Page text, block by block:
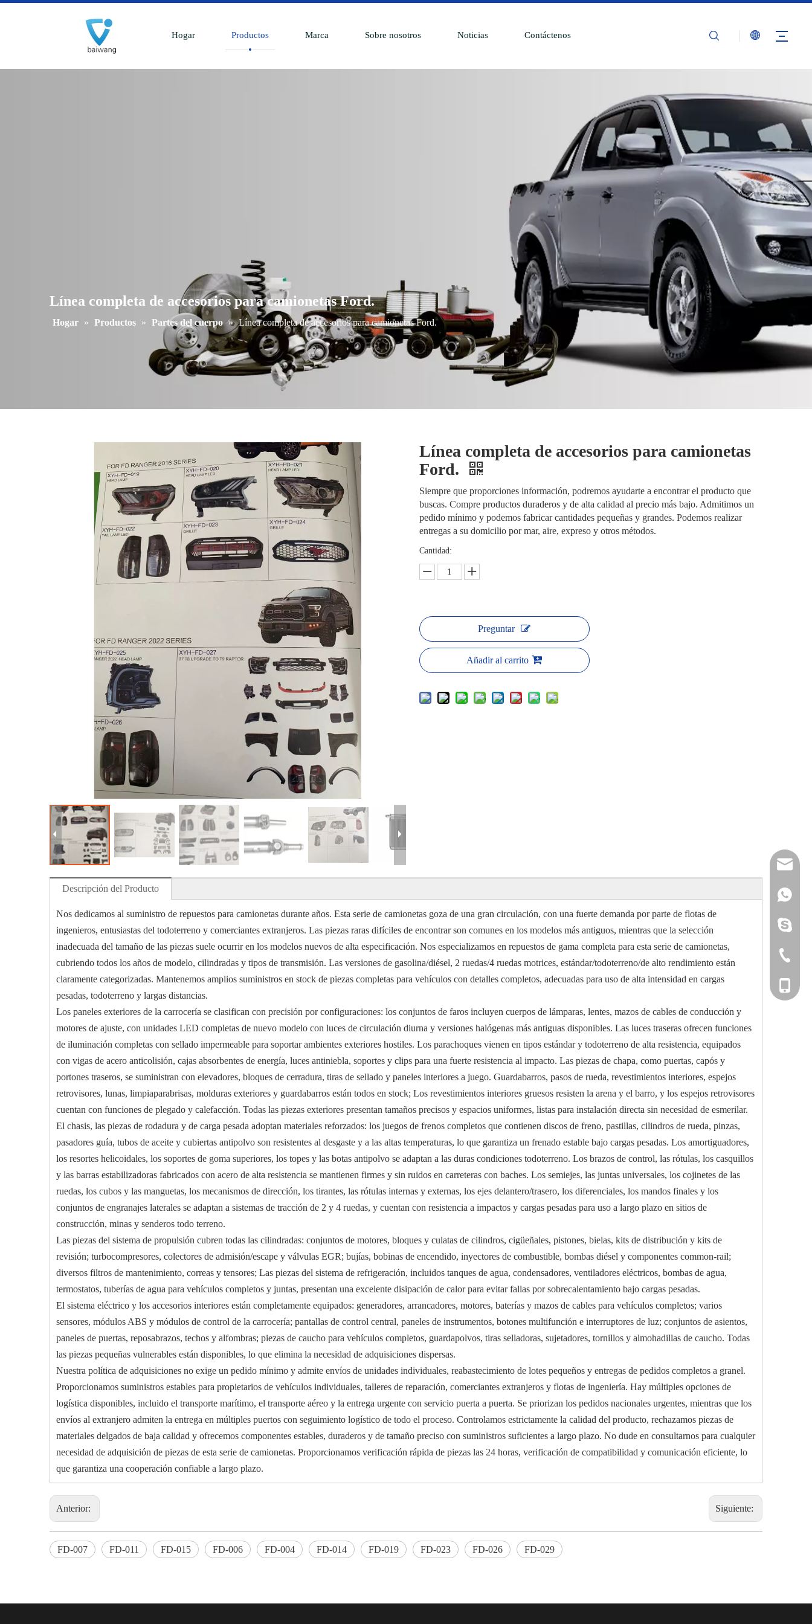
Hogar Productos Marca Sobre nosotros Noticias Contáctenos
Línea completa de accesorios para camionetas Ford.
Hogar » Productos » Partes del cuerpo » Línea completa de accesorios para camionetas Ford.
Línea completa de accesorios para camionetas
Ford.
Siempre que proporciones información, podremos ayudarte a encontrar el producto que
buscas. Compre productos duraderos y de alta calidad al precio más bajo. Admitimos un
pedido mínimo y podemos fabricar cantidades pequeñas y grandes. Podemos realizar
entregas a su domicilio por mar, aire, expreso y otros métodos.
Cantidad:
Preguntar
Añadir al carrito
Descripción del Producto
Nos dedicamos al suministro de repuestos para camionetas durante años. Esta serie de camionetas goza de una gran circulación, con una fuerte demanda por parte de flotas de
ingenieros, entusiastas del todoterreno y comerciantes extranjeros. Las piezas raras difíciles de encontrar son comunes en los modelos más antiguos, mientras que la selección
inadecuada del tamaño de las piezas suele ocurrir en los modelos nuevos de alta especificación. Nos especializamos en repuestos de gama completa para esta serie de camionetas,
cubriendo todos los años de modelo, cilindradas y tipos de transmisión. Las versiones de gasolina/diésel, 2 ruedas/4 ruedas motrices, estándar/todoterreno/de alto rendimiento están
claramente categorizadas. Mantenemos amplios suministros en stock de piezas completas para vehículos con detalles completos, adecuadas para uso de alta intensidad en cargas
pesadas, todoterreno y largas distancias.
Los paneles exteriores de la carrocería se clasifican con precisión por configuraciones: los conjuntos de faros incluyen cuerpos de lámparas, lentes, mazos de cables de conducción y
motores de ajuste, con unidades LED completas de nuevo modelo con luces de circulación diurna y versiones halógenas más antiguas disponibles. Las luces traseras ofrecen funciones
de iluminación completas con sellado impermeable para soportar ambientes exteriores hostiles. Los parachoques vienen en tipos estándar y todoterreno de alta resistencia, equipados
con vigas de acero anticolisión, cajas absorbentes de energía, luces antiniebla, soportes y clips para una fuerte resistencia al impacto. Las piezas de chapa, como puertas, capós y
portones traseros, se suministran con elevadores, bloques de cerradura, tiras de sellado y paneles interiores a juego. Guardabarros, pasos de rueda, revestimientos interiores, espejos
retrovisores, lunas, limpiaparabrisas, molduras exteriores y guardabarros están todos en stock; Los revestimientos interiores gruesos resisten la arena y el barro, y los espejos retrovisores
cuentan con funciones de plegado y calefacción. Todas las piezas exteriores presentan tamaños precisos y espacios uniformes, listas para instalación directa sin necesidad de esmerilar.
El chasis, las piezas de rodadura y de carga pesada adoptan materiales reforzados: los juegos de frenos completos que contienen discos de freno, pastillas, cilindros de rueda, pinzas,
pasadores guía, tubos de aceite y cubiertas antipolvo son resistentes al desgaste y a las altas temperaturas, lo que garantiza un frenado estable bajo cargas pesadas. Los amortiguadores,
los resortes helicoidales, los soportes de goma superiores, los topes y las botas antipolvo se adaptan a las duras condiciones todoterreno. Los brazos de control, las rótulas, los casquillos
y las barras estabilizadoras fabricados con acero de alta resistencia se mantienen firmes y sin ruidos en carreteras con baches. Los semiejes, las juntas universales, los cojinetes de las
ruedas, los cubos y las manguetas, los mecanismos de dirección, los tirantes, las rótulas internas y externas, los ejes delantero/trasero, los diferenciales, los mandos finales y los
conjuntos de engranajes laterales se adaptan a sistemas de tracción de 2 y 4 ruedas, y cuentan con resistencia a impactos y cargas pesadas para uso a largo plazo en sitios de
construcción, minas y senderos todo terreno.
Las piezas del sistema de propulsión cubren todas las cilindradas: conjuntos de motores, bloques y culatas de cilindros, cigüeñales, pistones, bielas, kits de distribución y kits de
revisión; turbocompresores, colectores de admisión/escape y válvulas EGR; bujías, bobinas de encendido, inyectores de combustible, bombas diésel y componentes common-rail;
diversos filtros de mantenimiento, correas y tensores; Las piezas del sistema de refrigeración, incluidos tanques de agua, condensadores, ventiladores eléctricos, bombas de agua,
termostatos, tuberías de agua para vehículos completos y juntas, presentan una excelente disipación de calor para evitar fallas por sobrecalentamiento bajo cargas pesadas.
El sistema eléctrico y los accesorios interiores están completamente equipados: generadores, arrancadores, motores, baterías y mazos de cables para vehículos completos; varios
sensores, módulos ABS y módulos de control de la carrocería; pantallas de control central, paneles de instrumentos, botones multifunción e interruptores de luz; conjuntos de asientos,
paneles de puertas, reposabrazos, techos y alfombras; piezas de caucho para vehículos completos, guardapolvos, tiras selladoras, sujetadores, tornillos y almohadillas de caucho. Todas
las piezas pequeñas vulnerables están disponibles, lo que elimina la necesidad de adquisiciones dispersas.
Nuestra política de adquisiciones no exige un pedido mínimo y admite envíos de unidades individuales, reabastecimiento de lotes pequeños y entregas de pedidos completos a granel.
Proporcionamos suministros estables para propietarios de vehículos individuales, talleres de reparación, comerciantes extranjeros y flotas de ingeniería. Hay múltiples opciones de
logística disponibles, incluido el transporte marítimo, el transporte aéreo y la entrega urgente con servicio puerta a puerta. Se priorizan los pedidos nacionales urgentes, mientras que los
envíos al extranjero admiten la entrega en múltiples puertos con seguimiento logístico de todo el proceso. Controlamos estrictamente la calidad del producto, rechazamos piezas de
materiales delgados de baja calidad y ofrecemos componentes estables, duraderos y de tamaño preciso con suministros suficientes a largo plazo. No dude en consultarnos para cualquier
necesidad de adquisición de piezas de esta serie de camionetas. Proporcionamos verificación rápida de piezas las 24 horas, verificación de compatibilidad y comunicación eficiente, lo
que garantiza una cooperación confiable a largo plazo.
Anterior: Siguiente:
FD-007 FD-011 FD-015 FD-006 FD-004 FD-014 FD-019 FD-023 FD-026 FD-029
+86-
+86-